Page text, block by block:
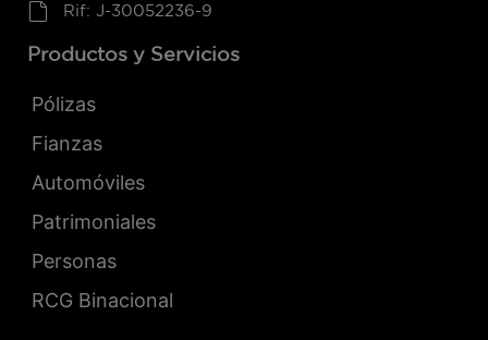
Rif: J-30052236-9
Productos y Servicios
Pólizas
Fianzas
Automóviles
Patrimoniales
Personas
RCG Binacional